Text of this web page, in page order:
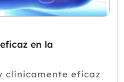
en la
clínicamente eficaz